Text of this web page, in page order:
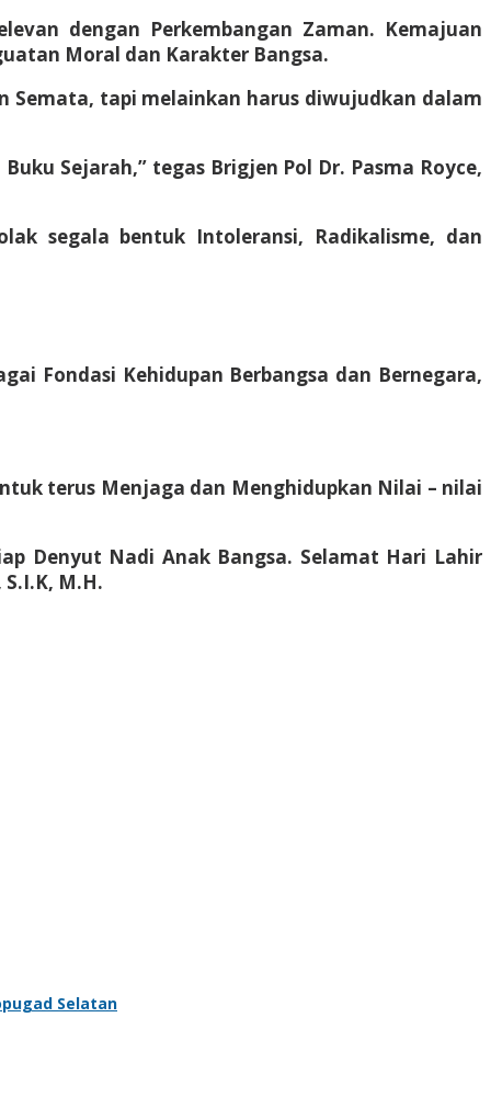
dengan Perkembangan Zaman. Kemajuan
Moral dan Karakter Bangsa.
Semata, tapi melainkan harus diwujudkan dalam
Sejarah,” tegas Brigjen Pol Dr. Pasma Royce,
segala bentuk Intoleransi, Radikalisme, dan
Fondasi Kehidupan Berbangsa dan Bernegara,
terus Menjaga dan Menghidupkan Nilai – nilai
Denyut Nadi Anak Bangsa. Selamat Hari Lahir
M.H.
Selatan